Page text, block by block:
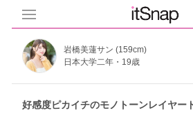
岩橋美蓮サン (159cm)
日本大学二年・19歳
好感度ピカイチのモノトーンレイヤー